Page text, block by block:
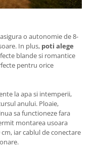
asigura o autonomie de 8-
In plus, poti alege
blande si romantice
pentru orice
la apa si intemperii,
anului. Ploaie,
sa functioneze fara
montarea usoara
iar cablul de conectare